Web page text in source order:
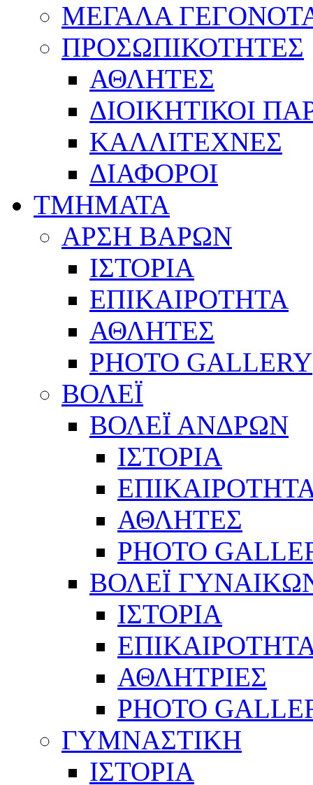
ΜΕΓΑΛΑ
ΠΡΟΣΩΠΙΚΟΤΗΤΕΣ
ΑΘΛΗΤΕΣ
ΔΙΟΙΚΗΤΙΚΟΙ
ΚΑΛΛΙΤΕΧΝΕΣ
ΔΙΑΦΟΡΟΙ
ΤΜΗΜΑΤΑ
ΑΡΣΗ ΒΑΡΩΝ
ΙΣΤΟΡΙΑ
ΕΠΙΚΑΙΡΟΤΗΤΑ
ΑΘΛΗΤΕΣ
PHOTO GALLERY
ΒΟΛΕΪ
ΒΟΛΕΪ ΑΝΔΡΩΝ
ΙΣΤΟΡΙΑ
ΑΘΛΗΤΕΣ
PHOTO
ΒΟΛΕΪ
ΙΣΤΟΡΙΑ
ΑΘΛΗΤΡΙΕΣ
PHOTO
ΓΥΜΝΑΣΤΙΚΗ
ΙΣΤΟΡΙΑ